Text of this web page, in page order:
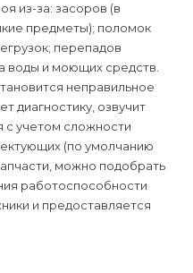
из-за: засоров (в
предметы); поломок
перепадов
воды и моющих средств.
неправильное
диагностику, озвучит
с учетом сложности
(по умолчанию
можно подобрать
работоспособности
и предоставляется